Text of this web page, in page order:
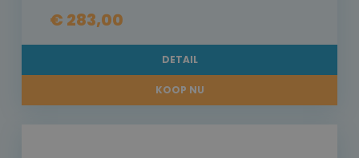
€ 283,00
DETAIL
KOOP NU